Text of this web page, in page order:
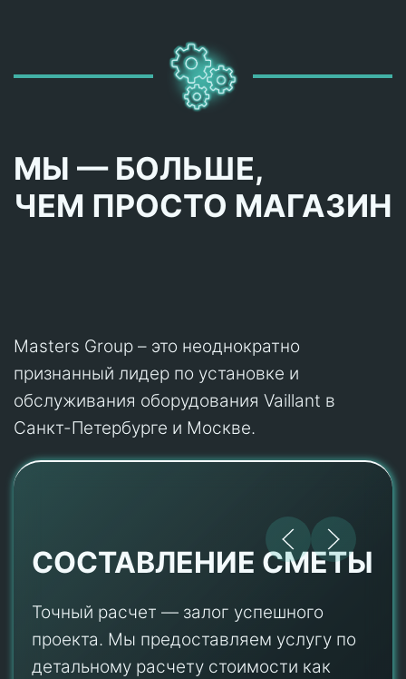
МЫ — БОЛЬШЕ,
ЧЕМ ПРОСТО МАГАЗИН
Masters Group – это неоднократно
признанный лидер по установке и
обслуживания оборудования Vaillant в
Санкт-Петербурге и Москве.
СОСТАВЛЕНИЕ СМЕТЫ
Точный расчет — залог успешного
проекта. Мы предоставляем услугу по
детальному расчету стоимости как